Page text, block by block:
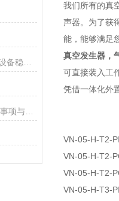
SMC流量开关全周期使用注意事项与技术规范
我们所有的真
声器。为了获
能，能够满足
真空发生器，
可直接装入工
凭借一体化外
VN-05-H-T2-
VN-05-H-T2-
VN-05-H-T2-
VN-05-H-T3-